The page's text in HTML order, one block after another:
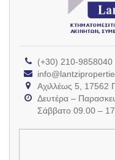
(+30) 210-9858040
Αχιλλέως 5, 17562
Δευτέρα –
Σάββατο 09.00 –